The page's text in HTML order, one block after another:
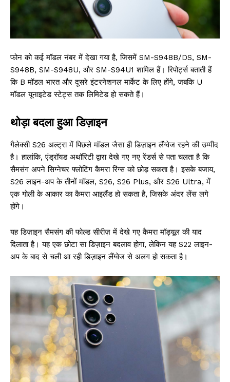
फोन को कई मॉडल नंबर में देखा गया है, जिसमें SM-S948B/DS, SM-
S948B, SM-S948U, और SM-S94U1 शामिल हैं। रिपोर्ट्स बताती हैं
कि B मॉडल भारत और दूसरे इंटरनेशनल मार्केट के लिए होंगे, जबकि U
मॉडल यूनाइटेड स्टेट्स तक लिमिटेड हो सकते हैं।
थोड़ा बदला हुआ डिज़ाइन
गैलेक्सी S26 अल्ट्रा में पिछले मॉडल जैसा ही डिज़ाइन लैंग्वेज रहने की उम्मीद
है। हालांकि, एंड्रॉयड अथॉरिटी द्वारा देखे गए नए रेंडर्स से पता चलता है कि
सैमसंग अपने सिग्नेचर फ्लोटिंग कैमरा रिंग्स को छोड़ सकता है। इसके बजाय,
S26 लाइन-अप के तीनों मॉडल, S26, S26 Plus, और S26 Ultra, में
एक गोली के आकार का कैमरा आइलैंड हो सकता है, जिसके अंदर लेंस लगे
होंगे।
यह डिज़ाइन सैमसंग की फोल्ड सीरीज़ में देखे गए कैमरा मॉड्यूल की याद
दिलाता है। यह एक छोटा सा डिज़ाइन बदलाव होगा, लेकिन यह S22 लाइन-
अप के बाद से चली आ रही डिज़ाइन लैंग्वेज से अलग हो सकता है।